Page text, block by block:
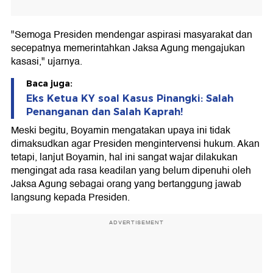
"Semoga Presiden mendengar aspirasi masyarakat dan
secepatnya memerintahkan Jaksa Agung mengajukan
kasasi," ujarnya.
Baca juga:
Eks Ketua KY soal Kasus Pinangki: Salah
Penanganan dan Salah Kaprah!
Meski begitu, Boyamin mengatakan upaya ini tidak
dimaksudkan agar Presiden mengintervensi hukum. Akan
tetapi, lanjut Boyamin, hal ini sangat wajar dilakukan
mengingat ada rasa keadilan yang belum dipenuhi oleh
Jaksa Agung sebagai orang yang bertanggung jawab
langsung kepada Presiden.
ADVERTISEMENT